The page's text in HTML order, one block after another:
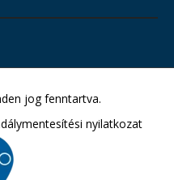
jog fenntartva.
nyilatkozat